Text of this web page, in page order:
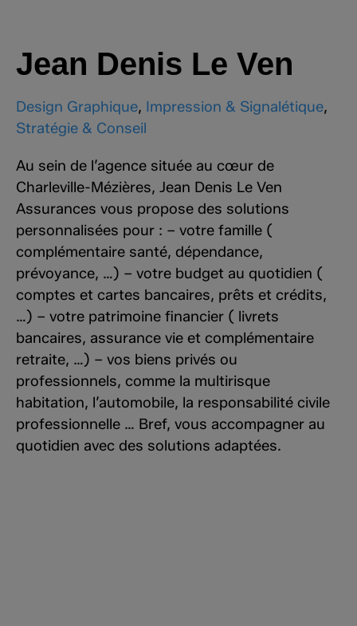
Jean Denis Le Ven
Design Graphique, Impression & Signalétique,
Stratégie & Conseil
Au sein de l’agence située au cœur de
Charleville-Mézières, Jean Denis Le Ven
Assurances vous propose des solutions
personnalisées pour : – votre famille (
complémentaire santé, dépendance,
prévoyance, …) – votre budget au quotidien (
comptes et cartes bancaires, prêts et crédits,
…) – votre patrimoine financier ( livrets
bancaires, assurance vie et complémentaire
retraite, …) – vos biens privés ou
professionnels, comme la multirisque
habitation, l’automobile, la responsabilité civile
professionnelle … Bref, vous accompagner au
quotidien avec des solutions adaptées.